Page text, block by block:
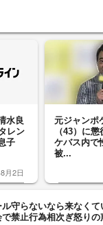
水良
レン
子
月2日
元ジャンポ
（43）に
ケバス内
被...
ル守らないなら来なく
で禁止行為相次ぎ怒り